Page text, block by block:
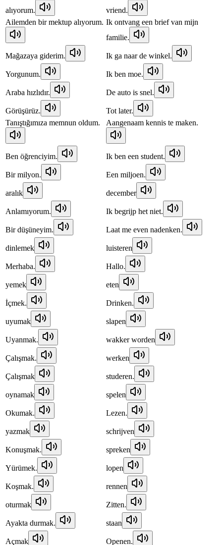
alıyorum.
vriend.
Ailemden bir mektup alıyorum. Ik ontvang een brief van mijn
familie.
Mağazaya giderim. Ik ga naar de winkel.
Yorgunum. Ik ben moe.
Araba hızlıdır. De auto is snel.
Görüşürüz.
Tot later.
Tanıştığımıza memnun oldum.
Aangenaam kennis te maken.
Ben öğrenciyim. Ik ben een student.
Bir milyon. Een miljoen.
aralık december
Anlamıyorum. Ik begrijp het niet.
Bir düşüneyim. Laat me even nadenken.
dinlemek luisteren
Merhaba. Hallo.
yemek eten
İçmek. Drinken.
uyumak slapen
Uyanmak. wakker worden
Çalışmak. werken
Çalışmak studeren.
oynamak spelen
Okumak. Lezen.
yazmak schrijven
Konuşmak. spreken
Yürümek. lopen
Koşmak. rennen
oturmak Zitten.
Ayakta durmak. staan
Açmak Openen.